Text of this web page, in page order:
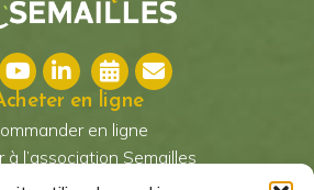
en ligne
en ligne
à l’association Semailles
Générales de Vente